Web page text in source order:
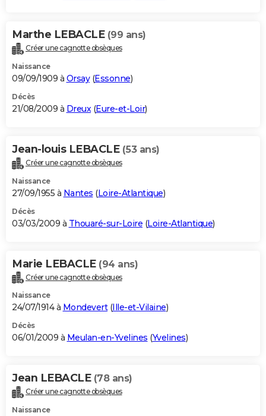
Marthe LEBACLE (99 ans)
Créer une cagnotte obsèques
Naissance
09/09/1909 à Orsay(Essonne)
Décès
21/08/2009 à Dreux(Eure-et-Loir)
Jean-louis LEBACLE (53 ans)
Créer une cagnotte obsèques
Naissance
27/09/1955 à Nantes (Loire-Atlantique)
Décès
03/03/2009 à Thouaré-sur-Loire (Loire-Atlantique)
Marie LEBACLE (94 ans)
Créer une cagnotte obsèques
Naissance
24/07/1914 à Mondevert(Ille-et-Vilaine)
Décès
06/01/2009 à Meulan-en-Yvelines (Yvelines)
Jean LEBACLE (78 ans)
Créer une cagnotte obsèques
Naissance